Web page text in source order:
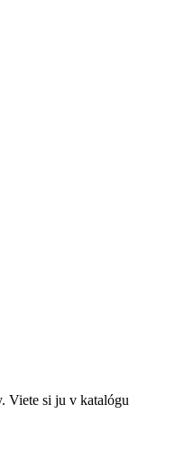
Viete si ju v katalógu